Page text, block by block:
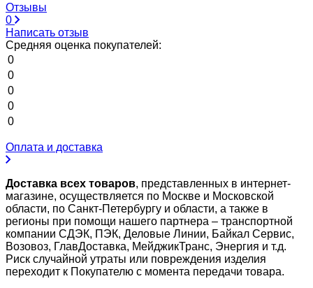
Отзывы
0
Написать отзыв
Средняя оценка покупателей:
0
0
0
0
0
Оплата и доставка
Доставка всех товаров, представленных в интернет-
магазине, осуществляется по Москве и Московской
области, по Санкт-Петербургу и области, а также в
регионы при помощи нашего партнера – транспортной
компании СДЭК, ПЭК, Деловые Линии, Байкал Сервис,
Возовоз, ГлавДоставка, МейджикТранс, Энергия и т.д.
Риск случайной утраты или повреждения изделия
переходит к Покупателю с момента передачи товара.